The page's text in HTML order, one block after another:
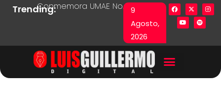
9
Agosto,
2026
Trending:Conmemora UMAE No. 71 Día de las y los
Lista en excel expone